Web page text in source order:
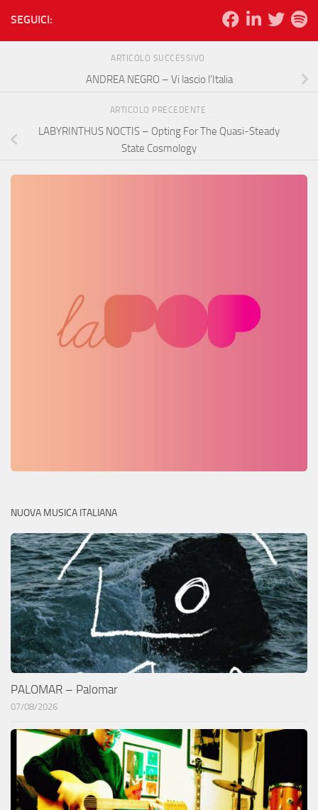
SEGUICI:
ARTICOLO SUCCESSIVO
ANDREA NEGRO – Vi lascio l’Italia
ARTICOLO PRECEDENTE
LABYRINTHUS NOCTIS – Opting For The Quasi-Steady
State Cosmology
NUOVA MUSICA ITALIANA
PALOMAR – Palomar
07/08/2026